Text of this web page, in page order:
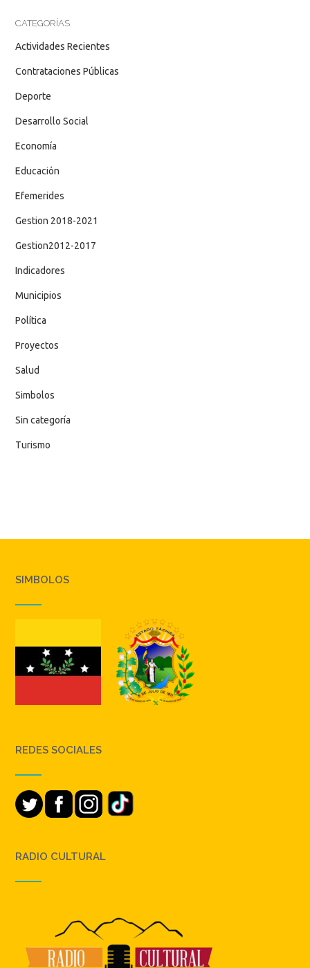
CATEGORÍAS
Actividades Recientes
Contrataciones Públicas
Deporte
Desarrollo Social
Economía
Educación
Efemerides
Gestion 2018-2021
Gestion2012-2017
Indicadores
Municipios
Política
Proyectos
Salud
Simbolos
Sin categoría
Turismo
SIMBOLOS
REDES SOCIALES
RADIO CULTURAL